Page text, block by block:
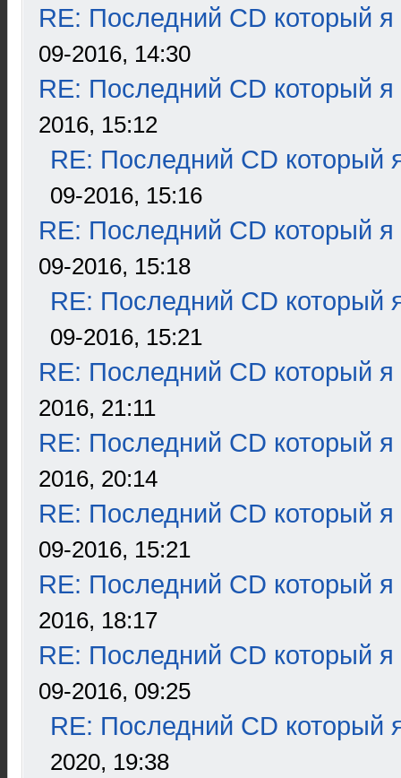
RE: Последний CD который я
09-2016, 14:30
RE: Последний CD который я
2016, 15:12
RE: Последний CD который
09-2016, 15:16
RE: Последний CD который я
09-2016, 15:18
RE: Последний CD который
09-2016, 15:21
RE: Последний CD который я
2016, 21:11
RE: Последний CD который я
2016, 20:14
RE: Последний CD который я
09-2016, 15:21
RE: Последний CD который я
2016, 18:17
RE: Последний CD который я
09-2016, 09:25
RE: Последний CD который
2020, 19:38